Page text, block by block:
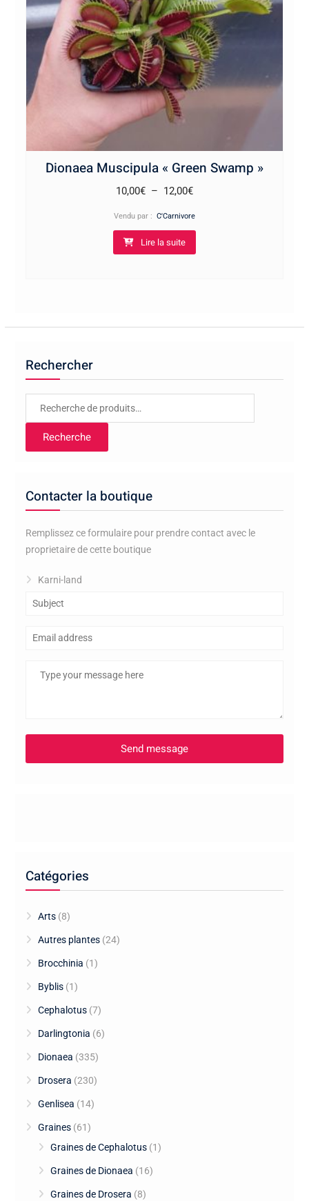
Dionaea Muscipula « Green Swamp »
10,00€ – 12,00€Plage
Vendu par : C'Carnivore
Lire la suite
Rechercher
Recherche
Contacter la boutique
Remplissez ce formulaire pour prendre contact avec le
proprietaire de cette boutique
Karni-land
Catégories
Arts (8)
Autres plantes (24)
Brocchinia (1)
Byblis (1)
Cephalotus (7)
Darlingtonia (6)
Dionaea (335)
Drosera (230)
Genlisea (14)
Graines (61)
Graines de Cephalotus (1)
Graines de Dionaea (16)
Graines de Drosera (8)